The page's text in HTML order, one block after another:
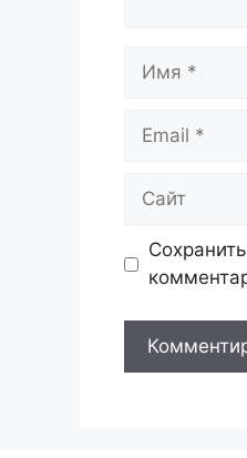
Имя
Email
Сайт